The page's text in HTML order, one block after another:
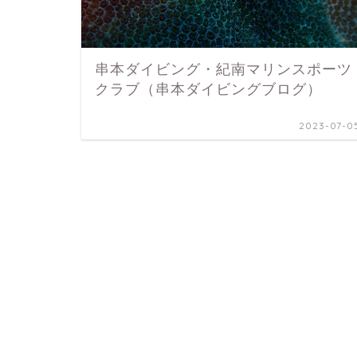
串本ダイビング・紀南マリンスポーツ
クラブ（串本ダイビングブログ）
2023-07-